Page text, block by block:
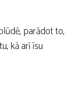
parādot to,
kā arī īsu